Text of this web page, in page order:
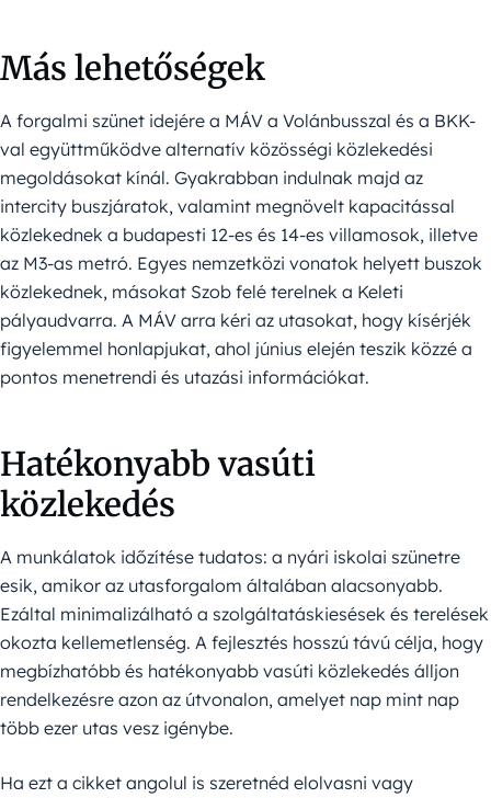
Más lehetőségek
A forgalmi szünet idejére a MÁV a Volánbusszal és a BKK-
val együttműködve alternatív közösségi közlekedési
megoldásokat kínál. Gyakrabban indulnak majd az
intercity buszjáratok, valamint megnövelt kapacitással
közlekednek a budapesti 12-es és 14-es villamosok, illetve
az M3-as metró. Egyes nemzetközi vonatok helyett buszok
közlekednek, másokat Szob felé terelnek a Keleti
pályaudvarra. A MÁV arra kéri az utasokat, hogy kísérjék
figyelemmel honlapjukat, ahol június elején teszik közzé a
pontos menetrendi és utazási információkat.
Hatékonyabb vasúti
közlekedés
A munkálatok időzítése tudatos: a nyári iskolai szünetre
esik, amikor az utasforgalom általában alacsonyabb.
Ezáltal minimalizálható a szolgáltatáskiesések és terelések
okozta kellemetlenség. A fejlesztés hosszú távú célja, hogy
megbízhatóbb és hatékonyabb vasúti közlekedés álljon
rendelkezésre azon az útvonalon, amelyet nap mint nap
több ezer utas vesz igénybe.
Ha ezt a cikket angolul is szeretnéd elolvasni vagy